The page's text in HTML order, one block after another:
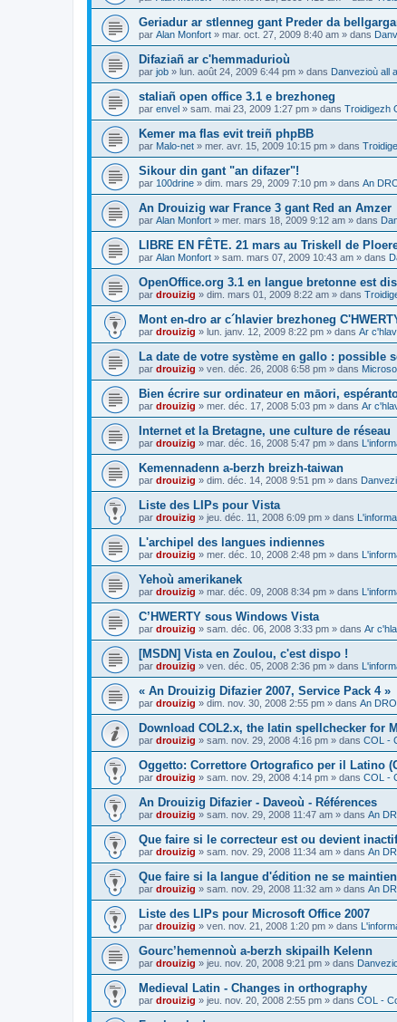
Geriadur ar stlenneg gant Preder da
par Alan Monfort » mar. oct. 27, 2009 8:40 am » dans
Difaziañ ar c'hemmadurioù
par job » lun. août 24, 2009 6:44 pm » dans Danvezioù all
staliañ open office 3.1 e brezhoneg
par envel » sam. mai 23, 2009 1:27 pm » dans Troidigezh
Kemer ma flas evit treiñ phpBB
par Malo-net » mer. avr. 15, 2009 10:15 pm » dans
Sikour din gant "an difazer"!
par 100drine » dim. mars 29, 2009 7:10 pm » dans An
An Drouizig war France 3 gant Red an Amzer
par Alan Monfort » mer. mars 18, 2009 9:12 am » dans
LIBRE EN FÊTE. 21 mars au Triskell de
par Alan Monfort » sam. mars 07, 2009 10:43 am » dans
OpenOffice.org 3.1 en langue bretonne est
par drouizig » dim. mars 01, 2009 8:22 am » dans
Mont en-dro ar c´hlavier brezhoneg
par drouizig » lun. janv. 12, 2009 8:22 pm » dans Ar
La date de votre système en gallo : possible
par drouizig » ven. déc. 26, 2008 6:58 pm » dans
Bien écrire sur ordinateur en māori,
par drouizig » mer. déc. 17, 2008 5:03 pm » dans Ar
Internet et la Bretagne, une culture de réseau
par drouizig » mar. déc. 16, 2008 5:47 pm » dans
Kemennadenn a-berzh breizh-taiwan
par drouizig » dim. déc. 14, 2008 9:51 pm » dans
Liste des LIPs pour Vista
par drouizig » jeu. déc. 11, 2008 6:09 pm » dans
L'archipel des langues indiennes
par drouizig » mer. déc. 10, 2008 2:48 pm » dans
Yehoù amerikanek
par drouizig » mar. déc. 09, 2008 8:34 pm » dans
C’HWERTY sous Windows Vista
par drouizig » sam. déc. 06, 2008 3:33 pm » dans Ar
[MSDN] Vista en Zoulou, c'est dispo !
par drouizig » ven. déc. 05, 2008 2:36 pm » dans
« An Drouizig Difazier 2007, Service Pack 4 »
par drouizig » dim. nov. 30, 2008 2:55 pm » dans An
Download COL2.x, the latin spellchecker for
par drouizig » sam. nov. 29, 2008 4:16 pm » dans COL -
Oggetto: Correttore Ortografico per il Latino
par drouizig » sam. nov. 29, 2008 4:14 pm » dans COL -
An Drouizig Difazier - Daveoù - Références
par drouizig » sam. nov. 29, 2008 11:47 am » dans An
Que faire si le correcteur est ou devient
par drouizig » sam. nov. 29, 2008 11:34 am » dans An
Que faire si la langue d'édition ne se
par drouizig » sam. nov. 29, 2008 11:32 am » dans An
Liste des LIPs pour Microsoft Office 2007
par drouizig » ven. nov. 21, 2008 1:20 pm » dans
Gourc’hemennoù a-berzh skipailh Kelenn
par drouizig » jeu. nov. 20, 2008 9:21 pm » dans
Medieval Latin - Changes in orthography
par drouizig » jeu. nov. 20, 2008 2:55 pm » dans COL -